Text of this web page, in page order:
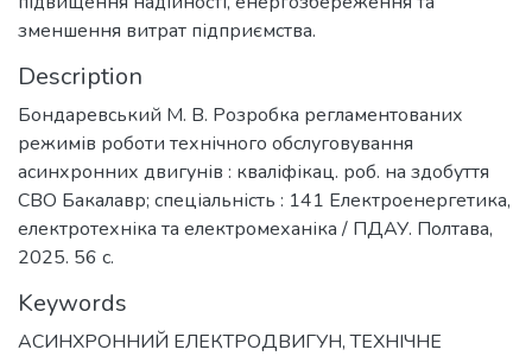
зменшення витрат підприємства.
Description
Бондаревський М. В. Розробка регламентованих
режимів роботи технічного обслуговування
асинхронних двигунів : кваліфікац. роб. на здобуття
СВО Бакалавр; спеціальність : 141 Електроенергетика,
електротехніка та електромеханіка / ПДАУ. Полтава,
2025. 56 с.
Keywords
АСИНХРОННИЙ ЕЛЕКТРОДВИГУН,ТЕХНІЧНЕ